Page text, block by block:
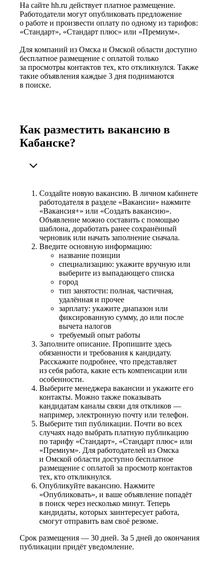
На сайте hh.ru действует платное размещение.
Работодатели могут опубликовать предложение
о работе и произвести оплату по одному из тарифов:
«Стандарт», «Стандарт плюс» или «Премиум».
Для компаний из Омска и Омской области доступно
бесплатное размещение с оплатой только
за просмотры контактов тех, кто откликнулся. Также
такие объявления каждые 3 дня поднимаются
в поиске.
Как разместить вакансию в
Кабанске?
Создайте новую вакансию. В личном кабинете
работодателя в разделе «Вакансии» нажмите
«Вакансия+» или «Создать вакансию».
Объявление можно составить с помощью
шаблона, доработать ранее сохранённый
черновик или начать заполнение сначала.
Введите основную информацию:
название позиции
специализацию: укажите вручную или
выберите из выпадающего списка
город
тип занятости: полная, частичная,
удалённая и прочее
зарплату: укажите диапазон или
фиксированную сумму, до или после
вычета налогов
требуемый опыт работы
Заполните описание. Пропишите здесь
обязанности и требования к кандидату.
Расскажите подробнее, что представляет
из себя работа, какие есть компенсации или
особенности.
Выберите менеджера вакансии и укажите его
контакты. Можно также показывать
кандидатам каналы связи для откликов —
например, электронную почту или телефон.
Выберите тип публикации. Почти во всех
случаях надо выбрать платную публикацию
по тарифу «Стандарт», «Стандарт плюс» или
«Премиум». Для работодателей из Омска
и Омской области доступно бесплатное
размещение с оплатой за просмотр контактов
тех, кто откликнулся.
Опубликуйте вакансию. Нажмите
«Опубликовать», и ваше объявление попадёт
в поиск через несколько минут. Теперь
кандидаты, которых заинтересует работа,
смогут отправить вам своё резюме.
Срок размещения — 30 дней. За 5 дней до окончания
публикации придёт уведомление.